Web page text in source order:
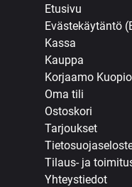
Etusivu
Evästekäytäntö
Kassa
Kauppa
Korjaamo
Oma tili
Ostoskori
Tarjoukset
Tilaus- ja
Yhteystiedot